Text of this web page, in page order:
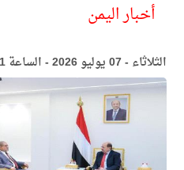
أخبار اليمن
الثلاثاء - 07 يوليو 2026 - الساعة 06:31 م